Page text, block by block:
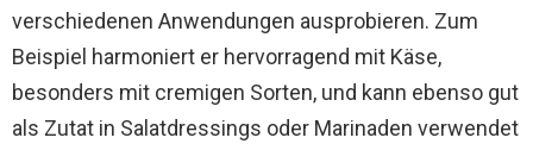
verschiedenen Anwendungen ausprobieren. Zum
Beispiel harmoniert er hervorragend mit Käse,
besonders mit cremigen Sorten, und kann ebenso gut
als Zutat in Salatdressings oder Marinaden verwendet